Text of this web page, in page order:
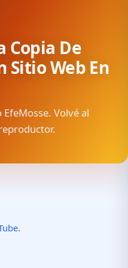
Copia De
Sitio Web En
Volvé al
.